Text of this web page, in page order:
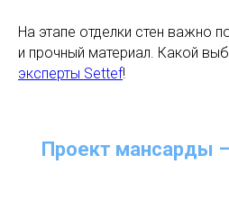
На этапе отделки стен важно
и прочный материал. Какой
эксперты Settef!
Проект мансарды